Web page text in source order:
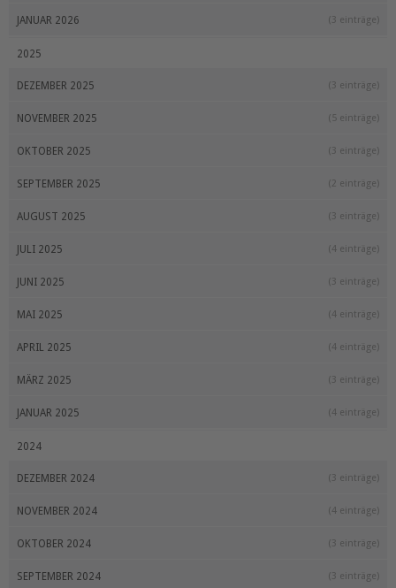
JANUAR 2026 (3 einträge)
2025
DEZEMBER 2025 (3 einträge)
NOVEMBER 2025 (5 einträge)
OKTOBER 2025 (3 einträge)
SEPTEMBER 2025 (2 einträge)
AUGUST 2025 (3 einträge)
JULI 2025 (4 einträge)
JUNI 2025 (3 einträge)
MAI 2025 (4 einträge)
APRIL 2025 (4 einträge)
MÄRZ 2025 (3 einträge)
JANUAR 2025 (4 einträge)
2024
DEZEMBER 2024 (3 einträge)
NOVEMBER 2024 (4 einträge)
OKTOBER 2024 (3 einträge)
SEPTEMBER 2024 (3 einträge)